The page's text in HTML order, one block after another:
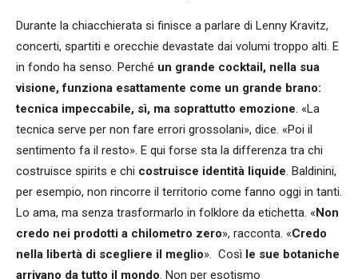
Durante la chiacchierata si finisce a parlare di Lenny Kravitz,
concerti, spartiti e orecchie devastate dai volumi troppo alti. E
in fondo ha senso. Perché un grande cocktail, nella sua
visione, funziona esattamente come un grande brano:
tecnica impeccabile, sì, ma soprattutto emozione. «La
tecnica serve per non fare errori grossolani», dice. «Poi il
sentimento fa il resto». E qui forse sta la differenza tra chi
costruisce spirits e chi costruisce identità liquide. Baldinini,
per esempio, non rincorre il territorio come fanno oggi in tanti.
Lo ama, ma senza trasformarlo in folklore da etichetta. «Non
credo nei prodotti a chilometro zero», racconta. «Credo
nella libertà di scegliere il meglio». Così le sue botaniche
arrivano da tutto il mondo. Non per esotismo